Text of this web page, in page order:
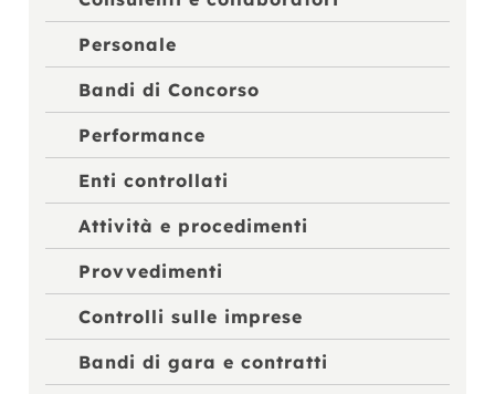
Personale
Bandi di Concorso
Performance
Enti controllati
Attività e procedimenti
Provvedimenti
Controlli sulle imprese
Bandi di gara e contratti